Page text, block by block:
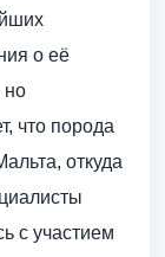
о её
но
что порода
откуда
с участием